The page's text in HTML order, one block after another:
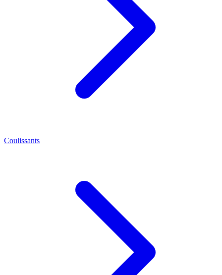
Coulissants